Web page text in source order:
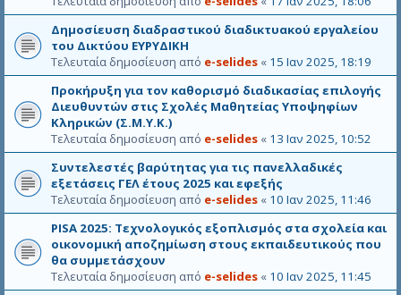
Δημοσίευση διαδραστικού διαδικτυακού εργαλείου
του Δικτύου ΕΥΡΥΔΙΚΗ
Τελευταία δημοσίευση από e-selides « 15 Ιαν 2025, 18:19
Προκήρυξη για τον καθορισμό διαδικασίας επιλογής
Διευθυντών στις Σχολές Μαθητείας Υποψηφίων
Κληρικών (Σ.Μ.Υ.Κ.)
Τελευταία δημοσίευση από e-selides « 13 Ιαν 2025, 10:52
Συντελεστές βαρύτητας για τις πανελλαδικές
εξετάσεις ΓΕΛ έτους 2025 και εφεξής
Τελευταία δημοσίευση από e-selides « 10 Ιαν 2025, 11:46
PISA 2025: Τεχνολογικός εξοπλισμός στα σχολεία και
οικονομική αποζημίωση στους εκπαιδευτικούς που
θα συμμετάσχουν
Τελευταία δημοσίευση από e-selides « 10 Ιαν 2025, 11:45